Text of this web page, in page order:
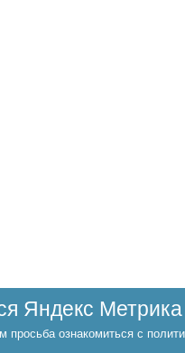
Яндекс Метрика
просьба ознакомиться с